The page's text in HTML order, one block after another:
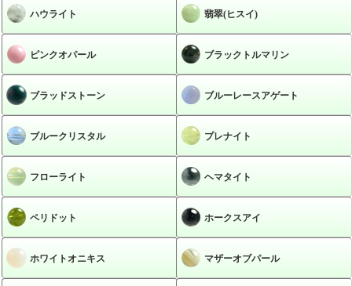
ハウライト 翡翠(ヒスイ)
ピンクオパール ブラックトルマリン
ブラッドストーン ブルーレースアゲート
ブルークリスタル プレナイト
フローライト ヘマタイト
ペリドット ホークスアイ
ホワイトオニキス マザーオブパール